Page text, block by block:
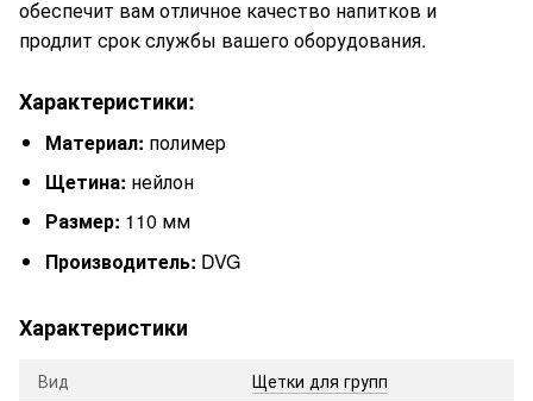
обеспечит вам отличное качество напитков и
продлит срок службы вашего оборудования.
Характеристики:
Материал: полимер
Щетина: нейлон
Размер: 110 мм
Производитель: DVG
Характеристики
Вид
Щетки для групп